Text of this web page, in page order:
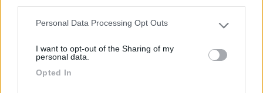
Please note that this website/app uses one or more Google
not limited to your visit or usage behaviour. You may click to
grant or deny consent to Google and its third-party tags to
use your data for below specified purposes in below Google
Personal Data Processing Opt Outs
I want to opt-out of the Sharing of my
personal data.
Opted In
Area di sosta (AA)